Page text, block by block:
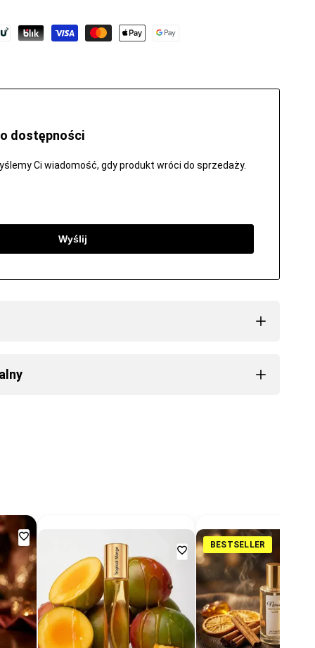
dostępności
Ci wiadomość, gdy produkt wróci do sprzedaży.
Wyślij
Dodaj
do
ulubionych
Dodaj
do
ulubionych
BESTSELLER